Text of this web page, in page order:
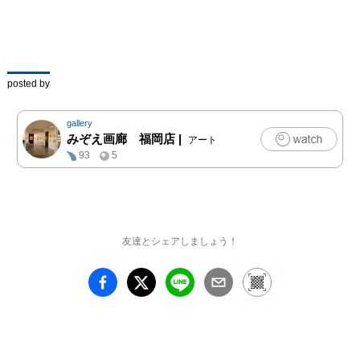
ー壁画制作にも加わるな
ど、その30年という短い
生涯を駆け抜けた。本展
では他にも、2020年ホイ
ットニー美術館（ニュー
ヨーク）で開催される
におけるメキシコ壁画運
の、人種差別問題を題材
にした代表作「スコッツ
posted by
gallery
みぞえ画廊 福岡店 |
アート
93
5
友達とシェアしましょう！